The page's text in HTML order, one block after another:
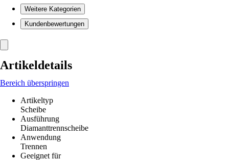
Weitere Kategorien
Kundenbewertungen
Artikeldetails
Bereich überspringen
Artikeltyp
Scheibe
Ausführung
Diamanttrennscheibe
Anwendung
Trennen
Geeignet für